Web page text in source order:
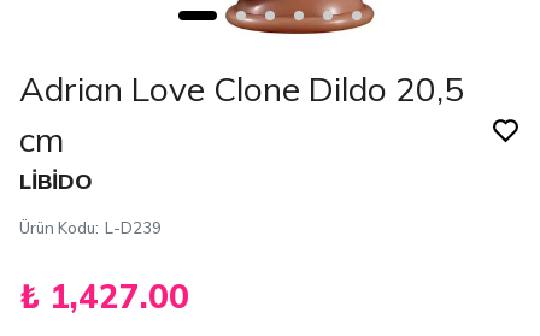
Adrian Love Clone Dildo 20,5
cm
LİBİDO
Ürün Kodu: L-D239
₺ 1,427.00